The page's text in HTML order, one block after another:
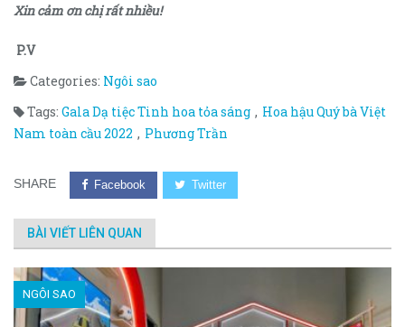
Xin cảm ơn chị rất nhiều!
P.V
Categories: Ngôi sao
Tags: Gala Dạ tiệc Tinh hoa tỏa sáng , Hoa hậu Quý bà Việt
Nam toàn cầu 2022 , Phương Trần
SHARE Facebook Twitter
BÀI VIẾT LIÊN QUAN
NGÔI SAO